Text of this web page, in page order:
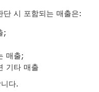
단 시 포함되는 매출은:
;
매출;
기타 매출
다.